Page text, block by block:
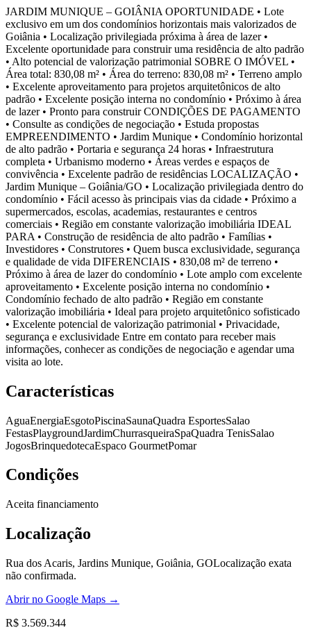
JARDIM MUNIQUE – GOIÂNIA OPORTUNIDADE • Lote
exclusivo em um dos condomínios horizontais mais valorizados de
Goiânia • Localização privilegiada próxima à área de lazer •
Excelente oportunidade para construir uma residência de alto padrão
• Alto potencial de valorização patrimonial SOBRE O IMÓVEL •
Área total: 830,08 m² • Área do terreno: 830,08 m² • Terreno amplo
• Excelente aproveitamento para projetos arquitetônicos de alto
padrão • Excelente posição interna no condomínio • Próximo à área
de lazer • Pronto para construir CONDIÇÕES DE PAGAMENTO
• Consulte as condições de negociação • Estuda propostas
EMPREENDIMENTO • Jardim Munique • Condomínio horizontal
de alto padrão • Portaria e segurança 24 horas • Infraestrutura
completa • Urbanismo moderno • Áreas verdes e espaços de
convivência • Excelente padrão de residências LOCALIZAÇÃO •
Jardim Munique – Goiânia/GO • Localização privilegiada dentro do
condomínio • Fácil acesso às principais vias da cidade • Próximo a
supermercados, escolas, academias, restaurantes e centros
comerciais • Região em constante valorização imobiliária IDEAL
PARA • Construção de residência de alto padrão • Famílias •
Investidores • Construtores • Quem busca exclusividade, segurança
e qualidade de vida DIFERENCIAIS • 830,08 m² de terreno •
Próximo à área de lazer do condomínio • Lote amplo com excelente
aproveitamento • Excelente posição interna no condomínio •
Condomínio fechado de alto padrão • Região em constante
valorização imobiliária • Ideal para projeto arquitetônico sofisticado
• Excelente potencial de valorização patrimonial • Privacidade,
segurança e exclusividade Entre em contato para receber mais
informações, conhecer as condições de negociação e agendar uma
visita ao lote.
Características
AguaEnergiaEsgotoPiscinaSaunaQuadra EsportesSalao
FestasPlaygroundJardimChurrasqueiraSpaQuadra TenisSalao
JogosBrinquedotecaEspaco GourmetPomar
Condições
Aceita financiamento
Localização
Rua dos Acaris, Jardins Munique, Goiânia, GOLocalização exata
não confirmada.
Abrir no Google Maps →
R$ 3.569.344